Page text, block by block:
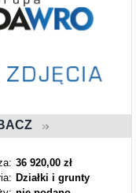
36 920,00 zł
Działki i grunty